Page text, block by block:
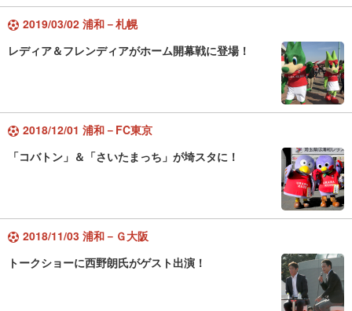
2019/03/02 浦和－札幌
レディア＆フレンディアがホーム開幕戦に登場！
2018/12/01 浦和－FC東京
「コバトン」＆「さいたまっち」が埼スタに！
2018/11/03 浦和－Ｇ大阪
トークショーに西野朗氏がゲスト出演！